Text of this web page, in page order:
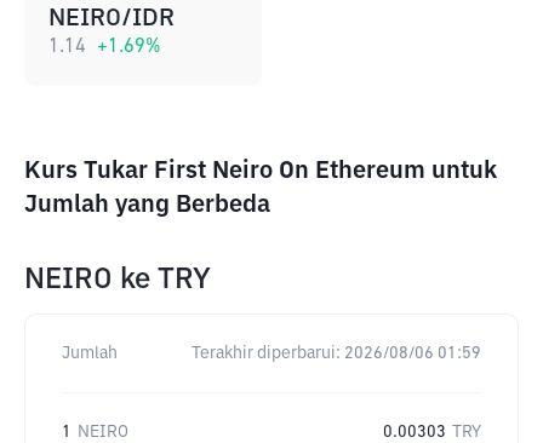
NEIRO/IDR
1.14 +1.69%
Kurs Tukar First Neiro On Ethereum untuk
Jumlah yang Berbeda
NEIRO ke TRY
Jumlah Terakhir diperbarui: 2026/08/06 01:59
1 NEIRO 0.00303 TRY